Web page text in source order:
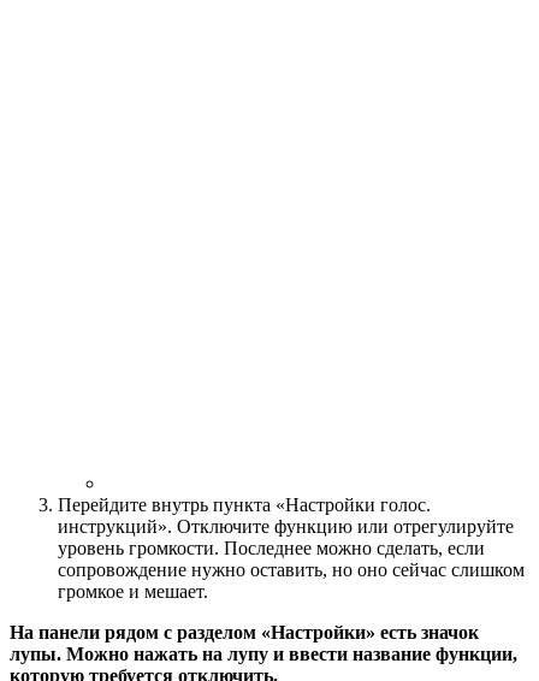
Перейдите внутрь пункта «Настройки голос.
инструкций». Отключите функцию или отрегулируйте
уровень громкости. Последнее можно сделать, если
сопровождение нужно оставить, но оно сейчас слишком
громкое и мешает.
На панели рядом с разделом «Настройки» есть значок
лупы. Можно нажать на лупу и ввести название функции,
которую требуется отключить.